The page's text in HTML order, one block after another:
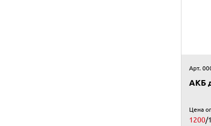
Арт.
АКБ
Цена
1200/